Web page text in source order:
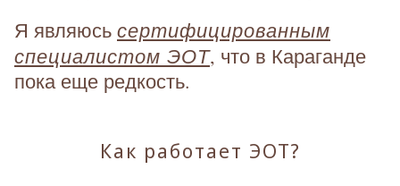
Я являюсь сертифицированным
специалистом ЭОТ, что в Караганде
пока еще редкость.
Как работает ЭОТ?